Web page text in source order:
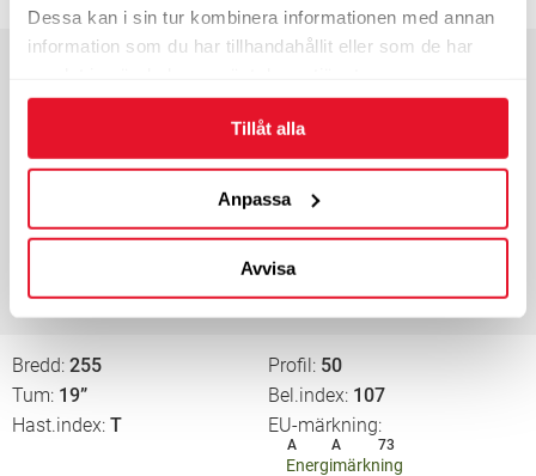
Dessa kan i sin tur kombinera informationen med annan
information som du har tillhandahållit eller som de har
Tillåt alla
Anpassa
Avvisa
Bredd 255 Profil 40
EU-märkning
A
Energimärkning
Endast 1 st i lager
Tillverkat 2025
KÖP
3 500kr/st
Bredd 255 Profil 50
Tum 19” Bel.index 107
Hast.index T EU-märkning
A A 73
Energimärkning